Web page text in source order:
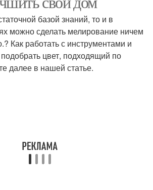
базой знаний, то и в
можно сделать мелирование ничем
Как работать с инструментами и
цвет, подходящий по
далее в нашей статье.